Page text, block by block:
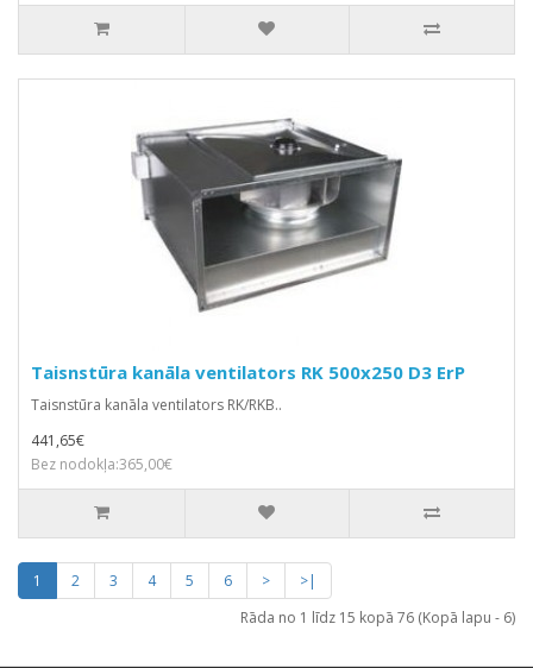
Taisnstūra kanāla ventilators RK 500x250 D3 ErP
Taisnstūra kanāla ventilators RK/RKB..
441,65€
Bez nodokļa:365,00€
1 2 3 4 5 6 >
>|
Rāda no 1 līdz 15 kopā 76 (Kopā lapu - 6)